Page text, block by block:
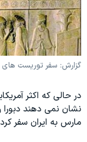
فرهنگ و زندگی
حقوق شهروندی
اقتصادی
علم و فناوری
گالری عکس
آرشیو پخش زنده
مستندها
انتخابات ریاست جمهوری
حمله جمهوری اسلامی
رمز مهسا
اعتراضات زن، زندگی،
مجموعه مستندهای
دنبال کنید
گزارش: سفر توريست های
در حالی که اکثر
مارس به ايران سفر